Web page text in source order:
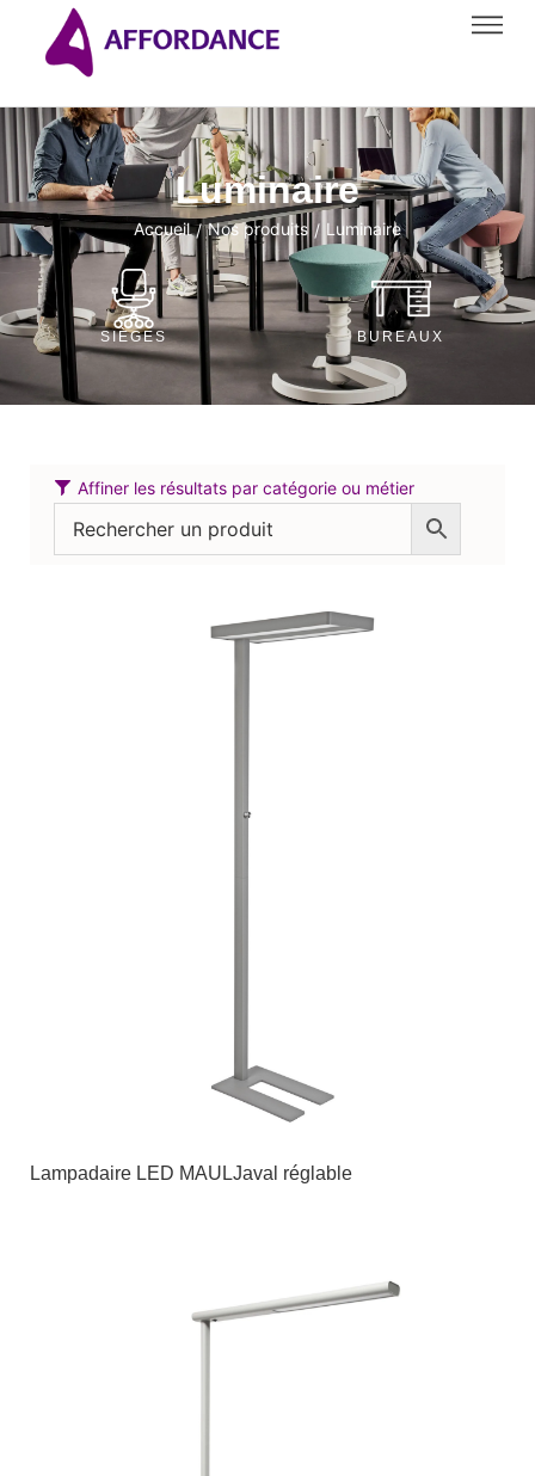
Luminaire
Accueil / Nos produits / Luminaire
SIÈGES BUREAUX
Affiner les résultats par catégorie ou métier
Lampadaire LED MAULJaval réglable